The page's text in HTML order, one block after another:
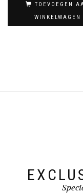
TOEVOEGEN
WINKELWAGEN